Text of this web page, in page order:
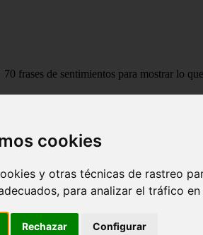
cookies
y otras técnicas de rastreo
para analizar el tráfico
Rechazar Configurar
70 frases de sentimientos para mostrar lo
para mostrar lo